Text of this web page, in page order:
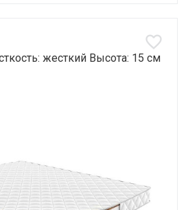
жесткий Высота: 15 см